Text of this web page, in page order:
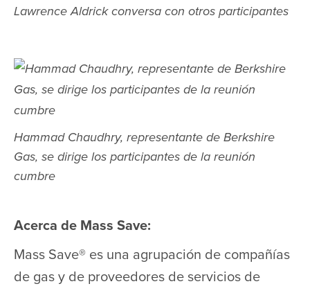
Lawrence Aldrick conversa con otros participantes
Hammad Chaudhry, representante de Berkshire
Gas, se dirige los participantes de la reunión
cumbre
Acerca de Mass Save:
Mass Save® es una agrupación de compañías
de gas y de proveedores de servicios de